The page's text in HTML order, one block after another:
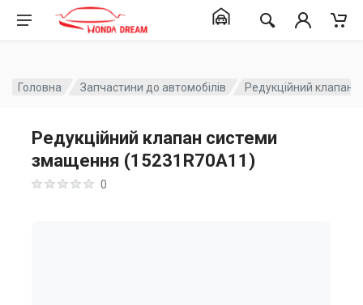
Головна Запчастини до автомобілів Редукційний клапан
Редукційний клапан системи
змащення (15231R70A11)
0